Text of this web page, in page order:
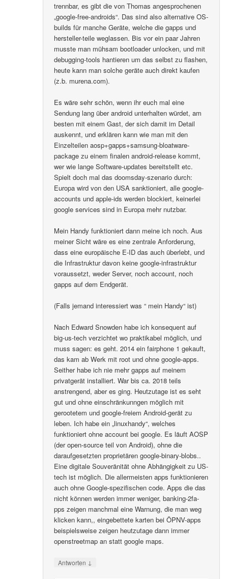
trennbar, es gibt die von Thomas angesprochenen
„google-free-androids“. Das sind also alternative OS-
builds für manche Geräte, welche die gapps und
hersteller-teile weglassen. Bis vor ein paar Jahren
musste man mühsam bootloader unlocken, und mit
debugging-tools hantieren um das selbst zu flashen,
heute kann man solche geräte auch direkt kaufen
(z.b. murena.com).
Es wäre sehr schön, wenn ihr euch mal eine
Sendung lang über android unterhalten würdet, am
besten mit einem Gast, der sich damit im Detail
auskennt, und erklären kann wie man mit den
Einzelteilen aosp+gapps+samsung-bloatware-
package zu einem finalen android-release kommt,
wer wie lange Software-updates bereitstellt etc.
Spielt doch mal das doomsday-szenario durch:
Europa wird von den USA sanktioniert, alle google-
accounts und apple-ids werden blockiert, keinerlei
google services sind in Europa mehr nutzbar.
Mein Handy funktioniert dann meine ich noch. Aus
meiner Sicht wäre es eine zentrale Anforderung,
dass eine europäische E-ID das auch überlebt, und
die Infrastruktur davon keine google-infrastruktur
voraussetzt, weder Server, noch account, noch
gapps auf dem Endgerät.
(Falls jemand interessiert was “ mein Handy“ ist)
Nach Edward Snowden habe ich konsequent auf
big-us-tech verzichtet wo praktikabel möglich, und
muss sagen: es geht. 2014 ein fairphone 1 gekauft,
das kam ab Werk mit root und ohne google-apps.
Seither habe ich nie mehr gapps auf meinem
privatgerät installiert. War bis ca. 2018 teils
anstrengend, aber es ging. Heutzutage ist es seht
gut und ohne einschränkunngen möglich mit
gerootetem und google-freiem Android-gerät zu
leben. Ich habe ein „linuxhandy“, welches
funktioniert ohne account bei google. Es läuft AOSP
(der open-source teil von Android), ohne die
daraufgesetzten proprietären google-binary-blobs..
Eine digitale Souveränität ohne Abhängigkeit zu US-
tech ist möglich. Die allermeisten apps funktionieren
auch ohne Google-spezifischen code. Apps die das
nicht können werden immer weniger, banking-2fa-
pps zeigen manchmal eine Warnung, die man weg
klicken kann,, eingebettete karten bei ÖPNV-apps
beispielsweise zeigen heutzutage dann immer
openstreetmap an statt google maps.
Antworten ↓